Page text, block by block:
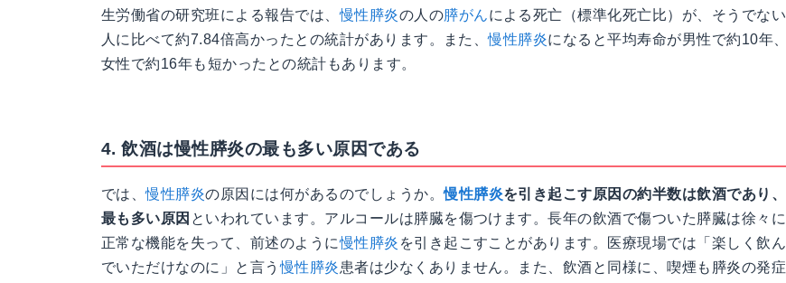
生労働省の研究班による報告では、慢性膵炎の人の膵がんによる死亡（標準化死亡比）が、そうでない
人に比べて約7.84倍高かったとの統計があります。また、慢性膵炎になると平均寿命が男性で約10年、
女性で約16年も短かったとの統計もあります。
4. 飲酒は慢性膵炎の最も多い原因である
では、慢性膵炎の原因には何があるのでしょうか。慢性膵炎を引き起こす原因の約半数は飲酒であり、
最も多い原因 といわれています。アルコールは膵臓を傷つけます。長年の飲酒で傷ついた膵臓は徐々に
正常な機能を失って、前述のように慢性膵炎 を引き起こすことがあります。医療現場では「楽しく飲ん
でいただけなのに」と言う慢性膵炎患者は少なくありません。また、飲酒と同様に、喫煙も膵炎の発症